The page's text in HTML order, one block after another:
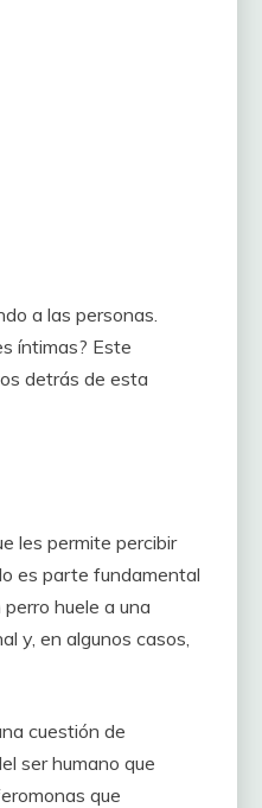
a las personas.
íntimas? Este
detrás de esta
les permite percibir
es parte fundamental
huele a una
y, en algunos casos,
cuestión de
ser humano que
que